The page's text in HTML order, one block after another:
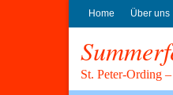
Home Über uns
St. Peter-Ording